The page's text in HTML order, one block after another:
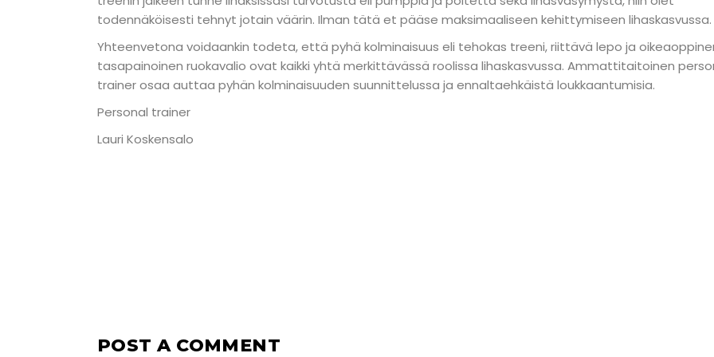
todennäköisesti tehnyt jotain väärin. Ilman tätä et pääse maksimaaliseen kehittymiseen lihaskasvussa.
Yhteenvetona voidaankin todeta, että pyhä kolminaisuus eli tehokas treeni, riittävä lepo ja
tasapainoinen ruokavalio ovat kaikki yhtä merkittävässä roolissa lihaskasvussa. Ammattitaitoinen
trainer osaa auttaa pyhän kolminaisuuden suunnittelussa ja ennaltaehkäistä loukkaantumisia.
Personal trainer
Lauri Koskensalo
POST A COMMENT